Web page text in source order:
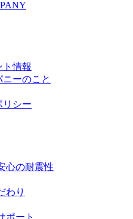
ト情報
ーのこと
リシー
心の耐震性
わり
ポート